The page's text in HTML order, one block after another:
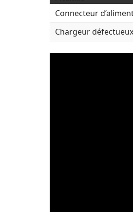
Connecteur
Chargeur défectueux